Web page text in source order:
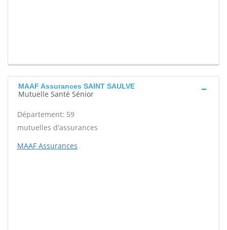
MAAF Assurances SAINT SAULVE
Mutuelle Santé Sénior
Département: 59
mutuelles d'assurances
MAAF Assurances